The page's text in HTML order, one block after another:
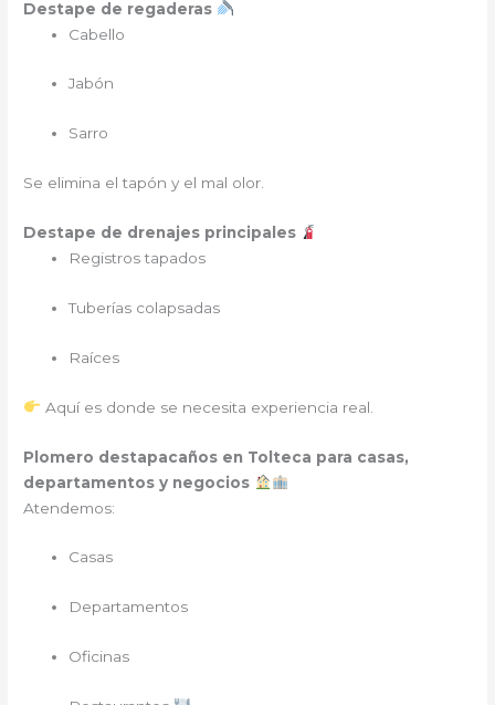
Destape de regaderas
Cabello
Jabón
Sarro
Se elimina el tapón y el mal olor.
Destape de drenajes principales
Registros tapados
Tuberías colapsadas
Raíces
Aquí es donde se necesita experiencia real.
Plomero destapacaños en Tolteca para casas,
departamentos y negocios
Atendemos:
Casas
Departamentos
Oficinas